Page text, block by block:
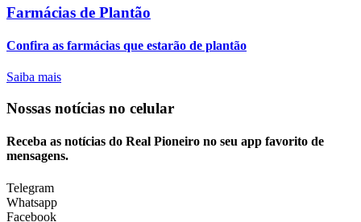
Farmácias de Plantão
Confira as farmácias que estarão de plantão
Saiba mais
Nossas notícias no celular
Receba as notícias do Real Pioneiro no seu app favorito de
mensagens.
Telegram
Whatsapp
Facebook